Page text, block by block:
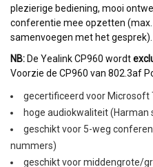
plezierige bediening, mooi
conferentie mee opzetten
samenvoegen met het gesprek).
NB:De Yealink CP960 wordt
Voorzie de CP960 van 802.3af
gecertificeerd voor Microsoft
hoge audiokwaliteit (Harman
geschikt voor 5-weg
nummers)
geschikt voor middengrote/